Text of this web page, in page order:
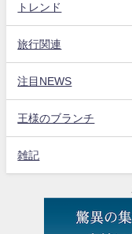
トレンド
旅行関連
注目NEWS
王様のブランチ
雑記